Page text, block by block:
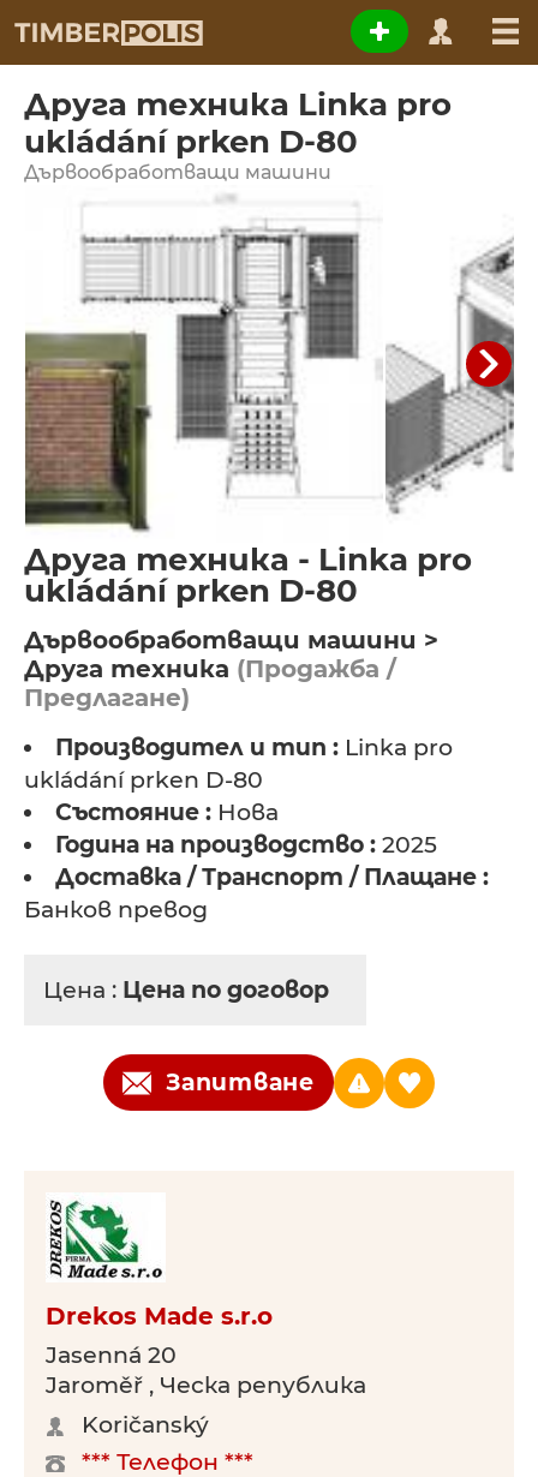
Друга техника Linka pro
ukládání prken D-80
Дървообработващи машини
Друга техника - Linka pro
ukládání prken D-80
Дървообработващи машини >
Друга техника (Продажба /
Предлагане)
Производител и тип : Linka pro
ukládání prken D-80
Състояние : Нова
Година на производство : 2025
Доставка / Транспорт / Плащане :
Банков превод
Цена : Цена по договор
Запитване
Drekos Made s.r.o
Jasenná 20
Jaroměř , Ческа република
Koričanský
*** Телефон ***